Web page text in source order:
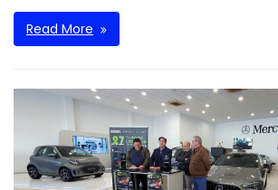
Read More